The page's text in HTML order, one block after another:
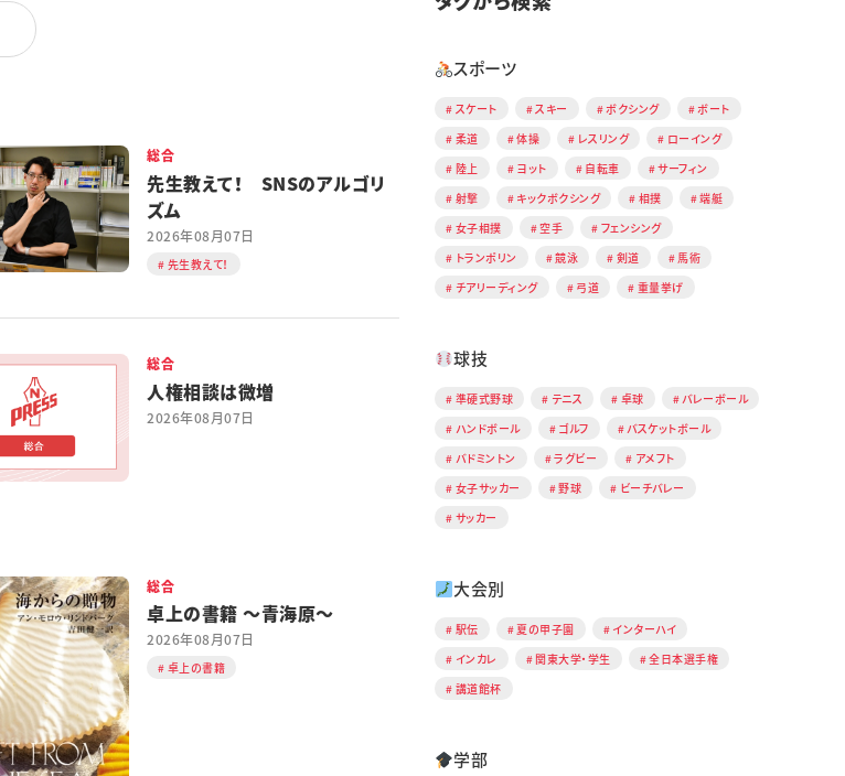
総合
先生教えて！ SNSのアルゴリ
ズム
2026年08月07日
先生教えて！
総合
人権相談は微増
2026年08月07日
総合
卓上の書籍 ～青海原～
2026年08月07日
卓上の書籍
スポーツ
スケート スキー ボクシング
ボート
柔道
体操 レスリング
ローイング
陸上
ヨット 自転車
サーフィン
射撃
キックボクシング 相撲
端艇
女子相撲
空手
フェンシング
トランポリン
競泳 剣道
馬術
チアリーディング
弓道 重量挙げ
球技
準硬式野球 テニス 卓球
バレーボール
ハンドボール
ゴルフ
バスケットボール
バドミントン
ラグビー
アメフト
女子サッカー
野球
ビーチバレー
サッカー
大会別
駅伝 夏の甲子園
インターハイ
インカレ
関東大学・学生
全日本選手権
講道館杯
学部